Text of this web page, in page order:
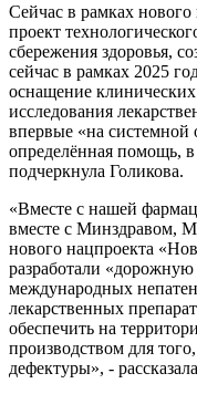
Сейчас в рамках
проект
сбережения здоровья,
сейчас в рамках 2025
оснащение
исследования
впервые «на системной
определённая помощь,
подчеркнула Голикова.
«Вместе с нашей
вместе с Минздравом,
нового нацпроекта
разработали
международных
лекарственных
обеспечить на
производством для
дефектуры», -